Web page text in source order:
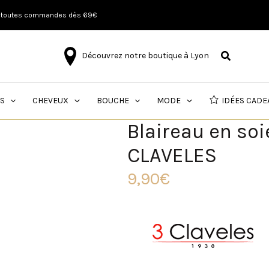
toutes commandes dès 69€
Découvrez notre boutique à Lyon
CHEVEUX BOUCHE MODE IDÉES
Blaireau en
CLAVELES
9,90€
3
CLAVELES